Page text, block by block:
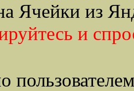
Ячейки из
и